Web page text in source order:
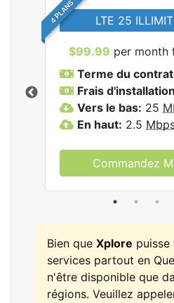
4 PLANS LTE 25
$99.99 per month
Terme du
Frais
Vers le bas: 25
En haut: 2.5
Commandez
Bien que Xplore
services partout en
n'être disponible que
régions. Veuillez